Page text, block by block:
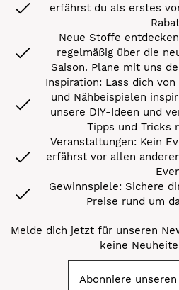
erfährst du als erstes
Neue Stoffe
regelmäßig über die
Saison. Plane mit uns
Inspiration: Lass dich
und Nähbeispielen
unsere DIY-Ideen und
Tipps und Tricks
Veranstaltungen: Kein
erfährst vor allen
Gewinnspiele: Sichere
Preise rund um
Melde dich jetzt für unseren
keine
Abonniere